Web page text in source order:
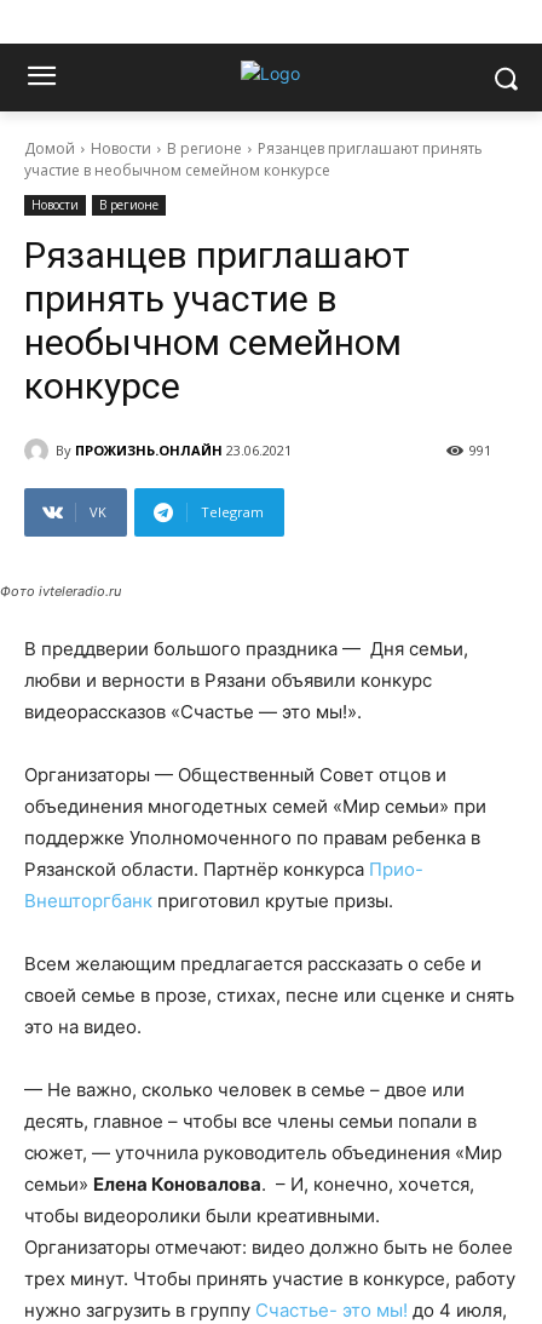
Домой Новости В регионе
Рязанцев приглашают принять
участие в необычном семейном конкурсе
Новости В регионе
Рязанцев приглашают
принять участие в
необычном семейном
конкурсе
By ПРОЖИЗНЬ.ОНЛАЙН 23.06.2021 991
VK Telegram
Фото ivteleradio.ru
В преддверии большого праздника — Дня семьи,
любви и верности в Рязани объявили конкурс
видеорассказов «Счастье — это мы!».
Организаторы — Общественный Совет отцов и
объединения многодетных семей «Мир семьи» при
поддержке Уполномоченного по правам ребенка в
Рязанской области. Партнёр конкурса Прио-
Внешторгбанк приготовил крутые призы.
Всем желающим предлагается рассказать о себе и
своей семье в прозе, стихах, песне или сценке и снять
это на видео.
— Не важно, сколько человек в семье – двое или
десять, главное – чтобы все члены семьи попали в
сюжет, — уточнила руководитель объединения «Мир
семьи» Елена Коновалова. – И, конечно, хочется,
чтобы видеоролики были креативными.
Организаторы отмечают: видео должно быть не более
трех минут. Чтобы принять участие в конкурсе, работу
нужно загрузить в группу Счастье- это мы! до 4 июля,